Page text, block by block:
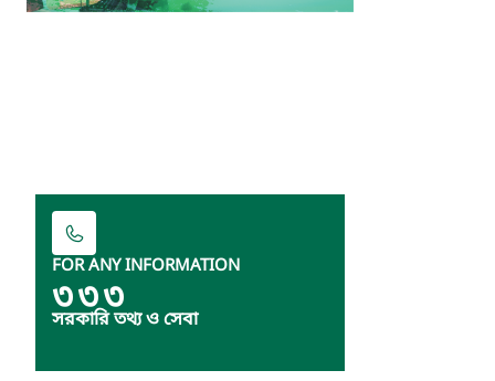
FOR ANY INFORMATION
৩৩৩
সরকারি তথ্য ও সেবা